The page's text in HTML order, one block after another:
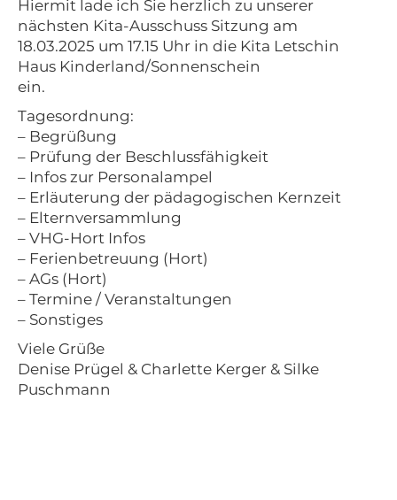
Hiermit lade ich Sie herzlich zu unserer
nächsten Kita-Ausschuss Sitzung am
18.03.2025 um 17.15 Uhr in die Kita Letschin
Haus Kinderland/Sonnenschein
ein.
Tagesordnung:
– Begrüßung
– Prüfung der Beschlussfähigkeit
– Infos zur Personalampel
– Erläuterung der pädagogischen Kernzeit
– Elternversammlung
– VHG-Hort Infos
– Ferienbetreuung (Hort)
– AGs (Hort)
– Termine / Veranstaltungen
– Sonstiges
Viele Grüße
Denise Prügel & Charlette Kerger & Silke
Puschmann